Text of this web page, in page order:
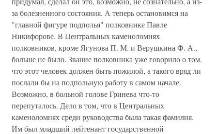
за болезненного состояния. А теперь остановимся на
"главной фигуре подполья" полковнике Павле
Никифорове. В Центральных каменоломнях
полковников, кроме Ягунова П. М. и Верушкина Ф. А.,
больше не было. Звание полковника уже говорило о том,
что этот человек должен быть пожилой, а такого вряд ли
послали бы на подпольную работу в самом начале.
Возможно, в больной голове Гринева что-то
перепуталось. Дело в том, что в Центральных
каменоломнях среди руководства была такая фамилия.
Им был младший лейтенант государственной